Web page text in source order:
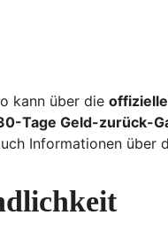
kann über die
Tage Geld-zurück-
Informationen über